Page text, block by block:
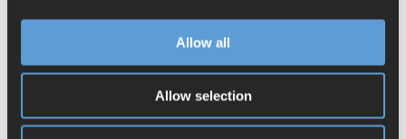
Allow all
Allow selection
sein, den Zeitaufwand für unproduktive,
vergeudete Zeit bei der computergestützten
Entwicklung von Konstruktionsentwürfen zu
reduzieren.